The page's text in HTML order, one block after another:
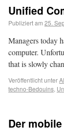
Unified
Publiziert am 25.
Managers today
computer.
that is slowly
Veröffentlicht unter
techno-Bedouins,
Der